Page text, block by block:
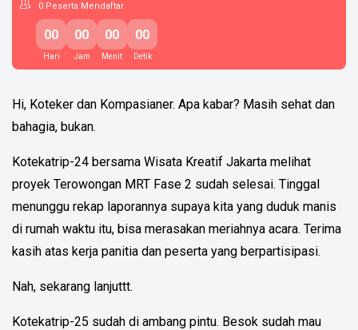
00 00 00 00
Hari Jam Menit Detik
0 Peserta Mendaftar
Hi, Koteker dan Kompasianer. Apa kabar? Masih sehat dan
bahagia, bukan.
Kotekatrip-24 bersama Wisata Kreatif Jakarta melihat
proyek Terowongan MRT Fase 2 sudah selesai. Tinggal
menunggu rekap laporannya supaya kita yang duduk manis
di rumah waktu itu, bisa merasakan meriahnya acara. Terima
kasih atas kerja panitia dan peserta yang berpartisipasi.
Nah, sekarang lanjuttt.
Kotekatrip-25 sudah di ambang pintu. Besok sudah mau